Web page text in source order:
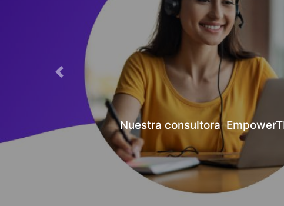
Previous